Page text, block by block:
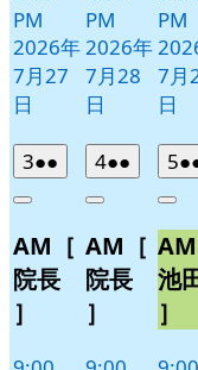
PM
2026年
7月27
日
PM
2026年
7月28
日
PM
7月
日
32026
年
月
3
日
●●
件
イ
ベ
Close
AM［
院長
］
42026
年
月
4
日
●●
件
イ
ベ
Close
AM［
院長
］
5
年
月
5
日
池
］